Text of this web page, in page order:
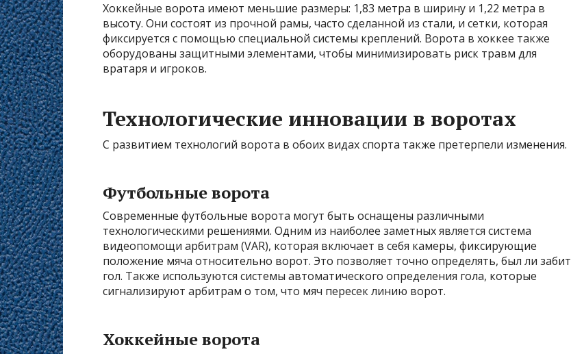
Хоккейные ворота имеют меньшие размеры: 1,83 метра в ширину и 1,22 метра в
высоту. Они состоят из прочной рамы, часто сделанной из стали, и сетки, которая
фиксируется с помощью специальной системы креплений. Ворота в хоккее также
оборудованы защитными элементами, чтобы минимизировать риск травм для
вратаря и игроков.
Технологические инновации в воротах
С развитием технологий ворота в обоих видах спорта также претерпели изменения.
Футбольные ворота
Современные футбольные ворота могут быть оснащены различными
технологическими решениями. Одним из наиболее заметных является система
видеопомощи арбитрам (VAR), которая включает в себя камеры, фиксирующие
положение мяча относительно ворот. Это позволяет точно определять, был ли забит
гол. Также используются системы автоматического определения гола, которые
сигнализируют арбитрам о том, что мяч пересек линию ворот.
Хоккейные ворота